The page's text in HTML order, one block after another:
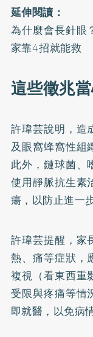
延伸閱讀：
為什麼會長針眼
家靠4招就能救
這些徵兆
許瑋芸說明，造
及眼窩蜂窩性組
此外，鏈球菌、
使用靜脈抗生素
瘍，以防止進一
許瑋芸提醒，家
熱、痛等症狀，
複視（看東西重
受限與疼痛等情
即就醫，以免病